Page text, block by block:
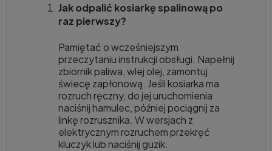
Jak odpalić kosiarkę spalinową po
raz pierwszy?
Pamiętać o wcześniejszym
przeczytaniu instrukcji obsługi. Napełnij
zbiornik paliwa, wlej olej, zamontuj
świecę zapłonową. Jeśli kosiarka ma
rozruch ręczny, do jej uruchomienia
naciśnij hamulec, później pociągnij za
linkę rozrusznika. W wersjach z
elektrycznym rozruchem przekręć
kluczyk lub naciśnij guzik.